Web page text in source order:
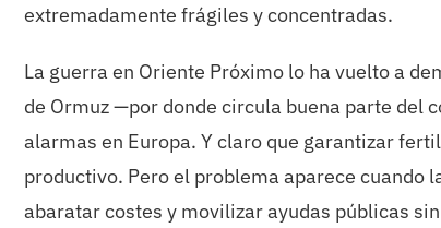
extremadamente frágiles y concentradas.
La guerra en Oriente Próximo lo ha vuelto a
de Ormuz —por donde circula buena parte del
alarmas en Europa. Y claro que garantizar
productivo. Pero el problema aparece
abaratar costes y movilizar ayudas públicas